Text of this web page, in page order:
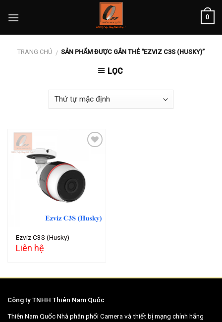
0
TRANG CHỦ / SẢN PHẨM ĐƯỢC GẮN THẺ “EZVIZ C3S (HUSKY)”
LỌC
Add to
wishlist
Ezviz C3S (Husky)
Liên hệ
Công ty TNHH Thiên Nam Quốc
Thiên Nam Quốc Nhà phân phối Camera và thiết bị mạng chính hãng